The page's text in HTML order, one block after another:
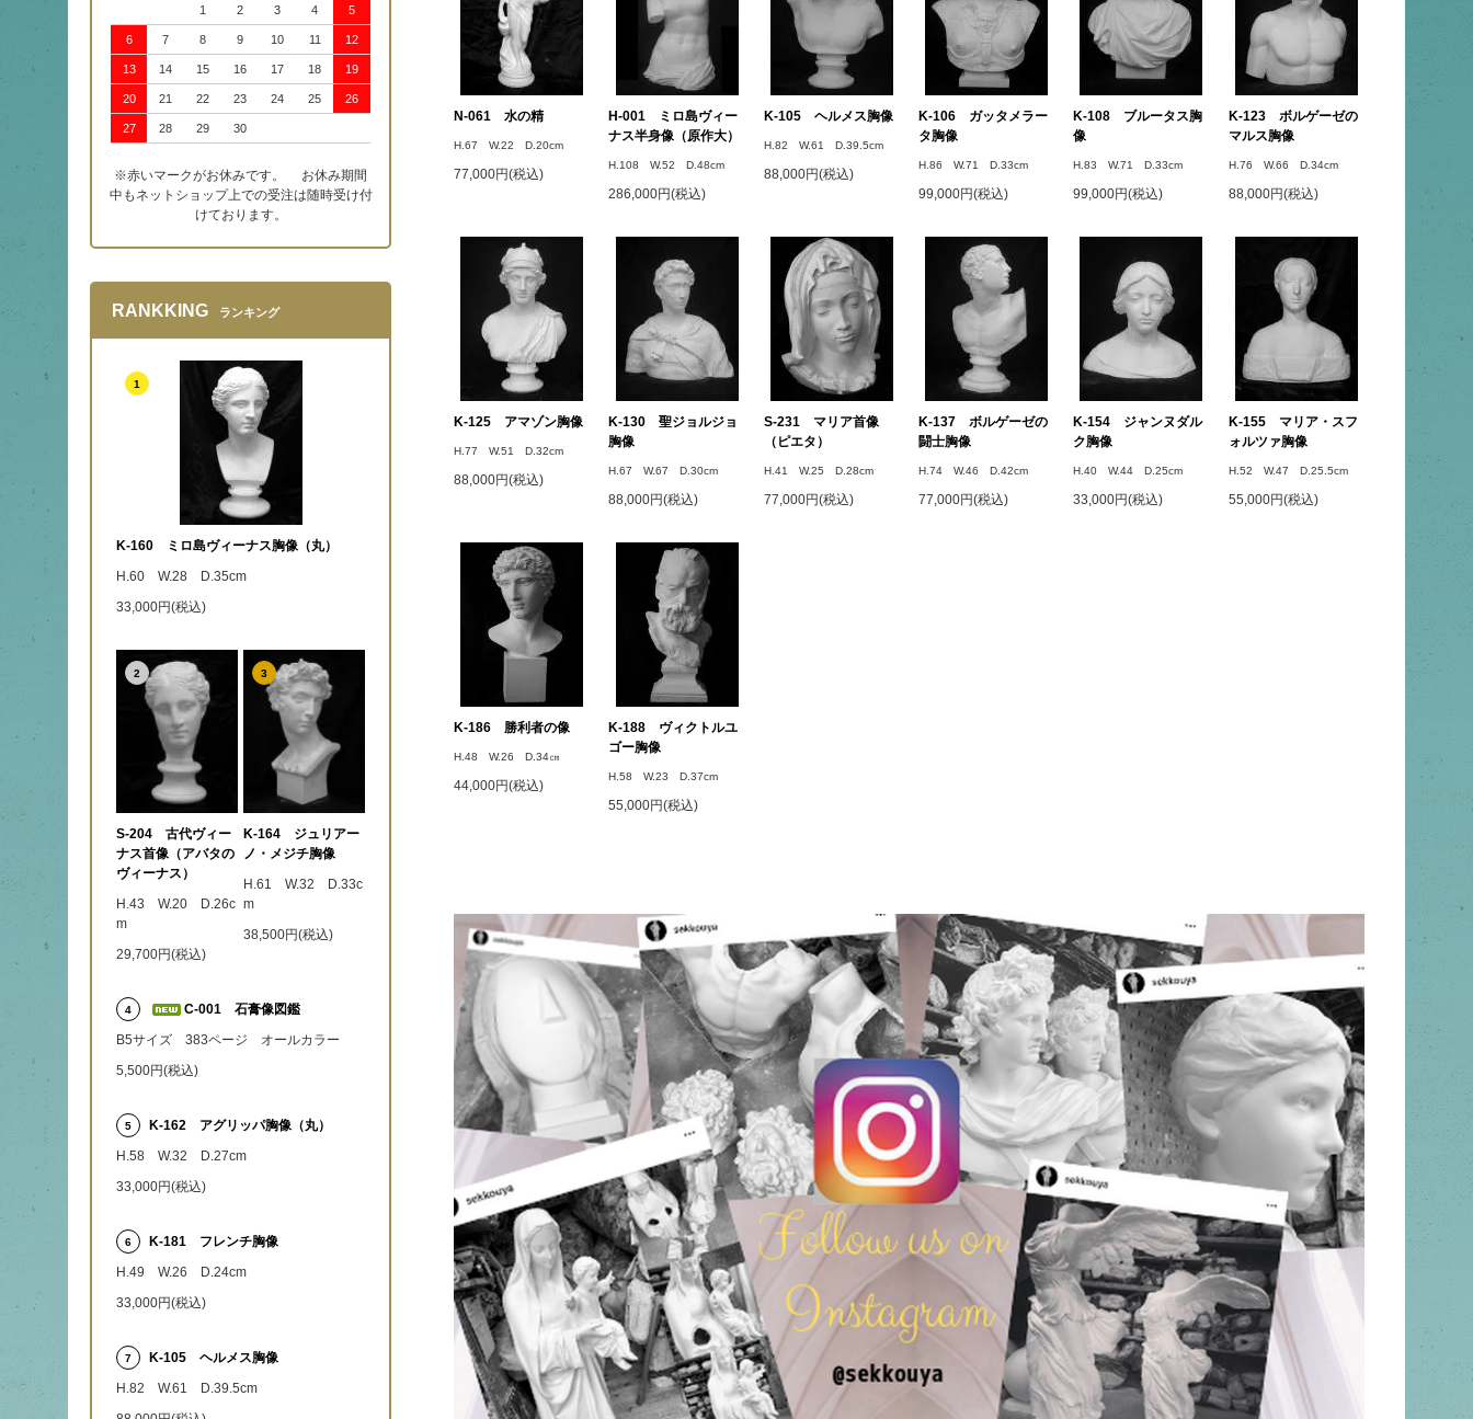
N-061 水の精
H.67 W.22 D.20cm
77,000円(税込)
H-001 ミロ島ヴィー
ナス半身像（原作大）
H.108 W.52 D.48cm
286,000円(税込)
K-105 ヘルメス胸像
H.82 W.61 D.39.5cm
88,000円(税込)
K-106 ガッタメラー
タ胸像
H.86 W.71 D.33cm
99,000円(税込)
K-108 ブルータス胸
像
H.83 W.71 D.33cm
99,000円(税込)
K-123 ボルゲーゼの
マルス胸像
H.76 W.66 D.34cm
88,000円(税込)
K-125 アマゾン胸像
H.77 W.51 D.32cm
88,000円(税込)
K-130 聖ジョルジョ
胸像
H.67 W.67 D.30cm
88,000円(税込)
S-231 マリア首像
（ピエタ）
H.41 W.25 D.28cm
77,000円(税込)
K-137 ボルゲーゼの
闘士胸像
H.74 W.46 D.42cm
77,000円(税込)
K-154 ジャンヌダル
ク胸像
H.40 W.44 D.25cm
33,000円(税込)
K-155 マリア・スフ
ォルツァ胸像
H.52 W.47 D.25.5cm
55,000円(税込)
K-186 勝利者の像
H.48 W.26 D.34㎝
44,000円(税込)
K-188 ヴィクトルユ
ゴー胸像
H.58 W.23 D.37cm
55,000円(税込)
1 2 3 4 5
6 7 8 9 10 11 12
13 14 15 16 17 18 19
20 21 22 23 24 25 26
27 28 29 30
※赤いマークがお休みです。 お休み期間
中もネットショップ上での受注は随時受け付
けております。
RANKKING ランキング
1
K-160 ミロ島ヴィーナス胸像（丸）
H.60 W.28 D.35cm
33,000円(税込)
2
S-204 古代ヴィー
ナス首像（アバタの
ヴィーナス）
H.43 W.20 D.26c
m
29,700円(税込)
3
K-164 ジュリアー
ノ・メジチ胸像
H.61 W.32 D.33c
m
38,500円(税込)
4
C-001 石膏像図鑑
B5サイズ 383ページ オールカラー
5,500円(税込)
5
K-162 アグリッパ胸像（丸）
H.58 W.32 D.27cm
33,000円(税込)
6
K-181 フレンチ胸像
H.49 W.26 D.24cm
33,000円(税込)
7
K-105 ヘルメス胸像
H.82 W.61 D.39.5cm